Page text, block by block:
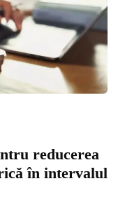
reducerea
în intervalul